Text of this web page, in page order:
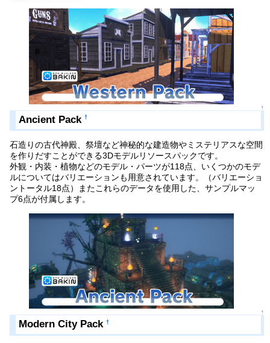
↑
Ancient Pack †
石造りの古代神殿、祭壇など神秘的な建造物やミステリアスな空間
を作りだすことができる3Dモデルリソースパックです。
外観・内装・植物などのモデル・パーツが118点、いくつかのモデ
ルについてはバリエーションも用意されています。（バリエーショ
ントータル18点）またこれらのデータを使用した、サンプルマッ
プ6点が付属します。
↑
Modern City Pack †